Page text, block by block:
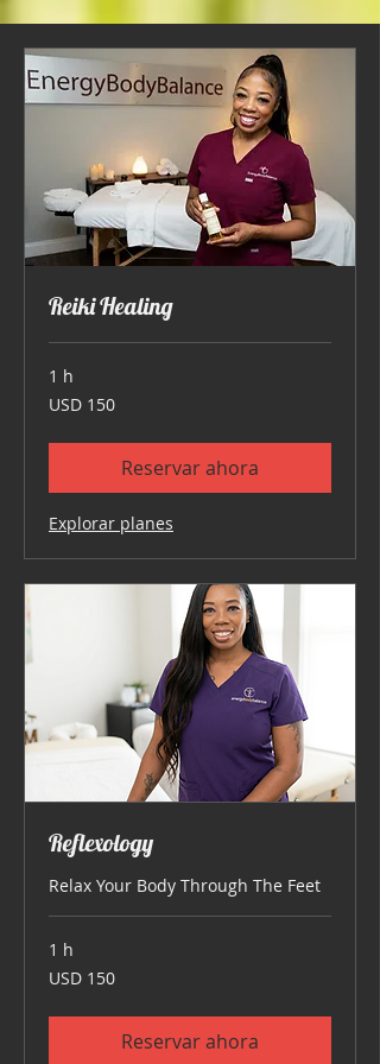
Reiki Healing
1 h
150
dólares
USD 150
Reservar ahora
Explorar planes
Reflexology
Relax Your Body Through The Feet
1 h
150
dólares
USD 150
Reservar ahora